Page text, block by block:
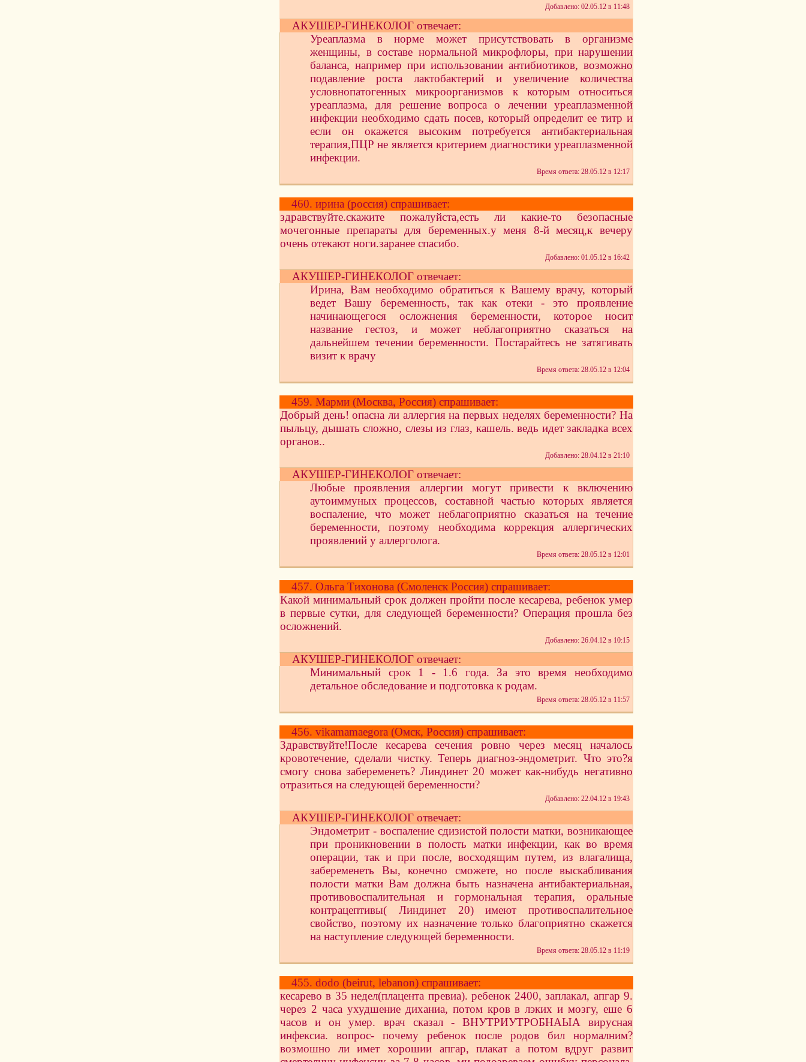
Добавлено: 02.05.12 в 11:48
АКУШЕР-ГИНЕКОЛОГ отвечает:
Уреаплазма в норме может присутствовать в организме
женщины, в составе нормальной микрофлоры, при нарушении
баланса, например при использовании антибиотиков, возможно
подавление роста лактобактерий и увеличение количества
условнопатогенных микроорганизмов к которым относиться
уреаплазма, для решение вопроса о лечении уреаплазменной
инфекции необходимо сдать посев, который определит ее титр и
если он окажется высоким потребуется антибактериальная
терапия,ПЦР не является критерием диагностики уреаплазменной
инфекции.
Время ответа: 28.05.12 в 12:17
460. ирина (россия) спрашивает:
здравствуйте.скажите пожалуйста,есть ли какие-то безопасные
мочегонные препараты для беременных.у меня 8-й месяц,к вечеру
очень отекают ноги.заранее спасибо.
Добавлено: 01.05.12 в 16:42
АКУШЕР-ГИНЕКОЛОГ отвечает:
Ирина, Вам необходимо обратиться к Вашему врачу, который
ведет Вашу беременность, так как отеки - это проявление
начинающегося осложнения беременности, которое носит
название гестоз, и может неблагоприятно сказаться на
дальнейшем течении беременности. Постарайтесь не затягивать
визит к врачу
Время ответа: 28.05.12 в 12:04
459. Марми (Москва, Россия) спрашивает:
Добрый день! опасна ли аллергия на первых неделях беременности? На
пыльцу, дышать сложно, слезы из глаз, кашель. ведь идет закладка всех
органов..
Добавлено: 28.04.12 в 21:10
АКУШЕР-ГИНЕКОЛОГ отвечает:
Любые проявления аллергии могут привести к включению
аутоиммуных процессов, составной частью которых является
воспаление, что может неблагоприятно сказаться на течение
беременности, поэтому необходима коррекция аллергических
проявлений у аллерголога.
Время ответа: 28.05.12 в 12:01
457. Ольга Тихонова (Смоленск Россия) спрашивает:
Какой минимальный срок должен пройти после кесарева, ребенок умер
в первые сутки, для следующей беременности? Операция прошла без
осложнений.
Добавлено: 26.04.12 в 10:15
АКУШЕР-ГИНЕКОЛОГ отвечает:
Минимальный срок 1 - 1.6 года. За это время необходимо
детальное обследование и подготовка к родам.
Время ответа: 28.05.12 в 11:57
456. vikamamaegora (Омск, Россия) спрашивает:
Здравствуйте!После кесарева сечения ровно через месяц началось
кровотечение, сделали чистку. Теперь диагноз-эндометрит. Что это?я
смогу снова забеременеть? Линдинет 20 может как-нибудь негативно
отразиться на следующей беременности?
Добавлено: 22.04.12 в 19:43
АКУШЕР-ГИНЕКОЛОГ отвечает:
Эндометрит - воспаление сдизистой полости матки, возникающее
при проникновении в полость матки инфекции, как во время
операции, так и при после, восходящим путем, из влагалища,
забеременеть Вы, конечно сможете, но после выскабливания
полости матки Вам должна быть назначена антибактериальная,
противовоспалительная и гормональная терапия, оральные
контрацептивы( Линдинет 20) имеют противоспалительное
свойство, поэтому их назначение только благоприятно скажется
на наступление следующей беременности.
Время ответа: 28.05.12 в 11:19
455. dodo (beirut, lebanon) спрашивает:
кесарево в 35 недел(плацента превиа). ребенок 2400, заплакал, апгар 9.
через 2 часа ухудшение диханиа, потом кров в лэких и мозгу, еше 6
часов и он умер. врач сказал - ВНУТРИУТРОБНАЫА вирусная
инфексиа. вопрос- почему ребенок после родов бил нормалним?
возмошно ли имет хорошии апгар, плакат а потом вдруг развит